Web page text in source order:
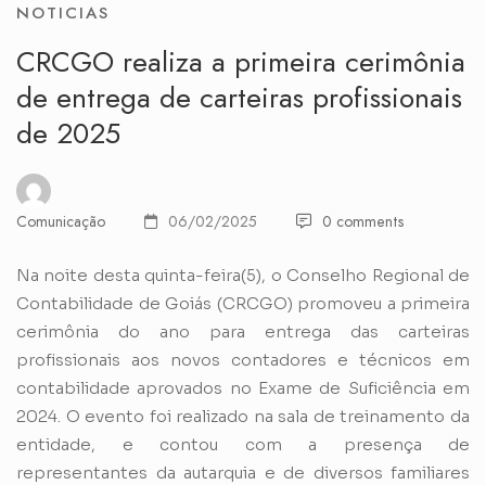
NOTICIAS
CRCGO realiza a primeira cerimônia
de entrega de carteiras profissionais
de 2025
Comunicação 06/02/2025 0 comments
Na noite desta quinta-feira(5), o Conselho Regional de
Contabilidade de Goiás (CRCGO) promoveu a primeira
cerimônia do ano para entrega das carteiras
profissionais aos novos contadores e técnicos em
contabilidade aprovados no Exame de Suficiência em
2024. O evento foi realizado na sala de treinamento da
entidade, e contou com a presença de
representantes da autarquia e de diversos familiares